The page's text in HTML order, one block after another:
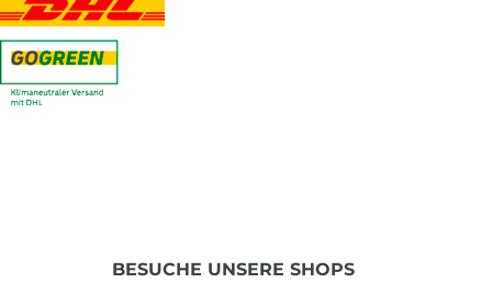
BESUCHE UNSERE SHOPS